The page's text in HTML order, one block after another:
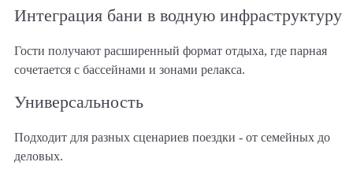
Интеграция бани в водную инфраструктуру
Гости получают расширенный формат отдыха, где парная
сочетается с бассейнами и зонами релакса.
Универсальность
Подходит для разных сценариев поездки - от семейных до
деловых.